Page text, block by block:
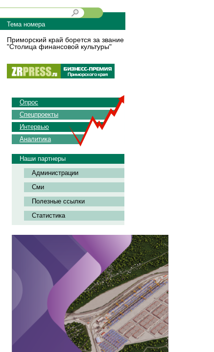
Тема номера
Приморский край борется за звание
"Столица финансовой культуры"
Опрос
Спецпроекты
Интервью
Аналитика
Наши партнеры
Администрации
Сми
Полезные ссылки
Статистика